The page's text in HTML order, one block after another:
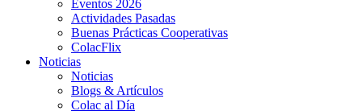
Eventos 2026
Actividades Pasadas
Buenas Prácticas Cooperativas
ColacFlix
Noticias
Noticias
Blogs & Artículos
Colac al Día